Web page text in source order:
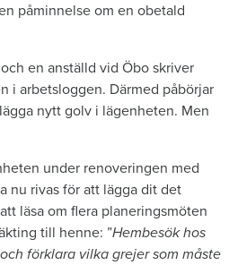
påminnelse om en obetald
en anställd vid Öbo skriver
i arbetsloggen. Därmed påbörjar
nytt golv i lägenheten. Men
under renoveringen med
nu rivas för att lägga dit det
läsa om flera planeringsmöten
till henne: ”Hembesök hos
förklara vilka grejer som måste